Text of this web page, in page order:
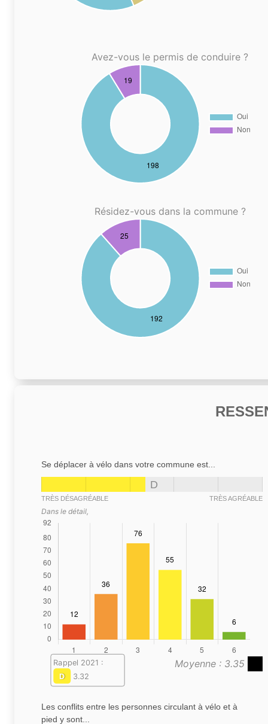
Avez-vous le permis de conduire ?
Résidez-vous dans la commune ?
Se déplacer à vélo dans votre commune est...
D
TRÈS DÉSAGRÉABLE TRÈS AGRÉABLE
Dans le détail,
Moyenne : 3.35
Rappel 2021 :
D
3.32
Les conflits entre les personnes circulant à vélo et à
pied y sont...